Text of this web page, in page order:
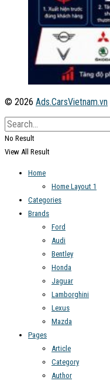
© 2026 Ads.CarsVietnam.vn
No Result
View All Result
Home
Home Layout 1
Categories
Brands
Ford
Audi
Bentley
Honda
Jaguar
Lamborghini
Lexus
Mazda
Pages
Article
Category
Author